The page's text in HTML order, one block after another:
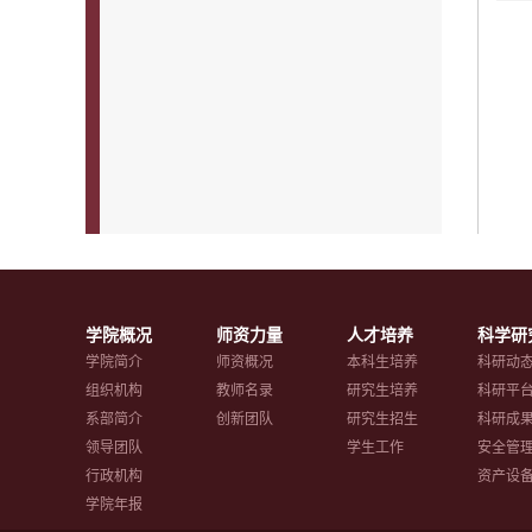
学院概况
学院简介
组织机构
系部简介
领导团队
行政机构
学院年报
师资力量
师资概况
教师名录
创新团队
人才培养
本科生培养
研究生培养
研究生招生
学生工作
科学研
科研动
科研平台
科研成
安全管理
资产设